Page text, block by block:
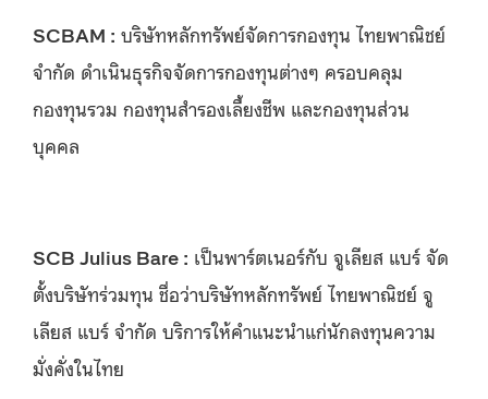
SCBAM : บริษัทหลักทรัพย์จัดการกองทุน ไทยพาณิชย์
จำกัด ดำเนินธุรกิจจัดการกองทุนต่างๆ ครอบคลุม
กองทุนรวม กองทุนสำรองเลี้ยงชีพ และกองทุนส่วน
บุคคล
SCB Julius Bare : เป็นพาร์ตเนอร์กับ จูเลียส แบร์ จัด
ตั้งบริษัทร่วมทุน ชื่อว่าบริษัทหลักทรัพย์ ไทยพาณิชย์ จู
เลียส แบร์ จำกัด บริการให้คำแนะนำแก่นักลงทุนความ
มั่งคั่งในไทย